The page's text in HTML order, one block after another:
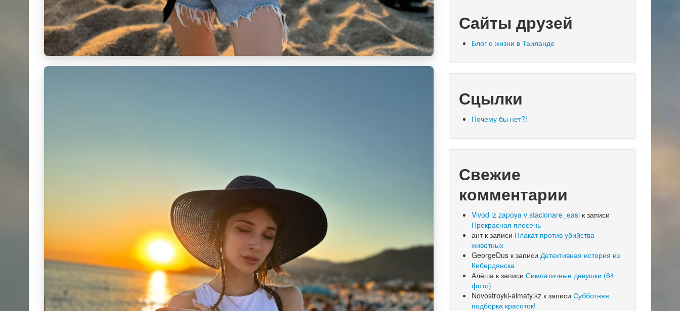
Сайты друзей
Блог о жизни в Таиланде
Сцылки
Почему бы нет?!
Свежие
комментарии
Vivod iz zapoya v stacionare_easi к записи
Прекрасная плесень
антк записи Плакат против убийства
животных
GeorgeDus к записи Детективная история из
Кибердянска
Алёша к записи Симпатичные девушки (64
фото)
Novostroyki-almaty.kz к записи Субботняя
подборка красоток!